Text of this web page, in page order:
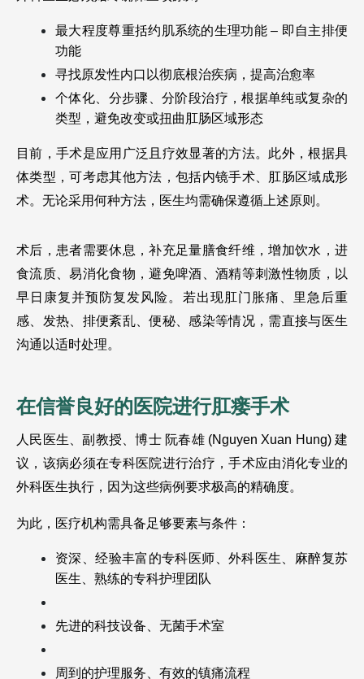
最大程度尊重括约肌系统的生理功能 – 即自主排便
功能
寻找原发性内口以彻底根治疾病，提高治愈率
个体化、分步骤、分阶段治疗，根据单纯或复杂的
类型，避免改变或扭曲肛肠区域形态
目前，手术是应用广泛且疗效显著的方法。此外，根据具
体类型，可考虑其他方法，包括内镜手术、肛肠区域成形
术。无论采用何种方法，医生均需确保遵循上述原则。
术后，患者需要休息，补充足量膳食纤维，增加饮水，进
食流质、易消化食物，避免啤酒、酒精等刺激性物质，以
早日康复并预防复发风险。若出现肛门胀痛、里急后重
感、发热、排便紊乱、便秘、感染等情况，需直接与医生
沟通以适时处理。
在信誉良好的医院进行肛瘘手术
人民医生、副教授、博士 阮春雄 (Nguyen Xuan Hung) 建
议，该病必须在专科医院进行治疗，手术应由消化专业的
外科医生执行，因为这些病例要求极高的精确度。
为此，医疗机构需具备足够要素与条件：
资深、经验丰富的专科医师、外科医生、麻醉复苏
医生、熟练的专科护理团队
先进的科技设备、无菌手术室
周到的护理服务、有效的镇痛流程